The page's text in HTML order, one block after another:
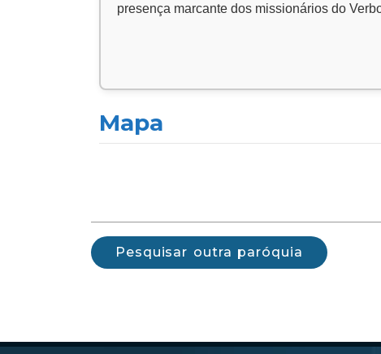
presença marcante dos missionários do
Mapa
Pesquisar outra paróquia